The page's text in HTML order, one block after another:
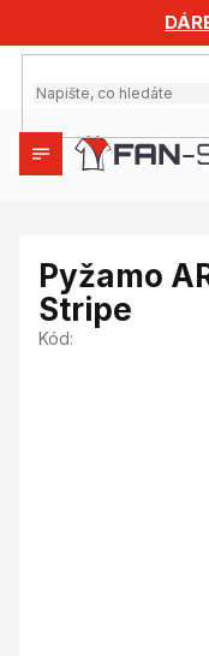
obsah
Pyžamo
Stripe
Kód: